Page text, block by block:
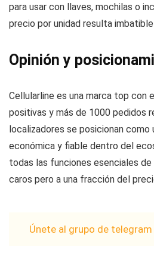
para usar con llaves, mochilas o
precio por unidad resulta
Opinión y
Cellularline es una marca top con
positivas y más de 1000 pedidos
localizadores se posicionan como
económica y fiable dentro del
todas las funciones esenciales
caros pero a una fracción del
Únete al grupo de